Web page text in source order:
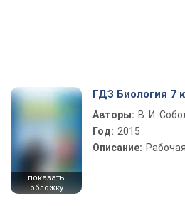
показать
обложку
ГДЗ Биология 7
Авторы: В. И.
Год: 2015
Описание: